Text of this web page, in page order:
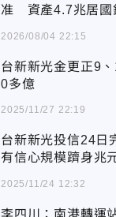
准 資產4.7兆居國
2026/08/04 22:15
台新新光金更正9
0多億
2025/11/27 22:19
台新新光投信24日
有信心規模躋身兆
2025/11/24 12:32
李四川：南港轉